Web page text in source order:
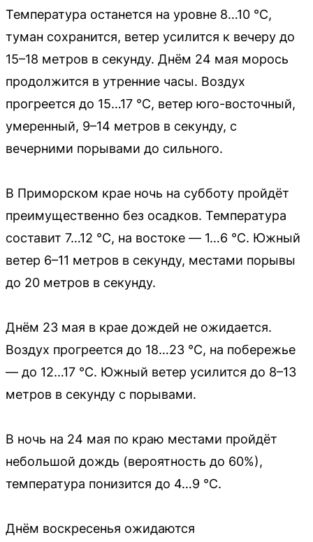
Температура останется на уровне 8…10 °C,
туман сохранится, ветер усилится к вечеру до
15–18 метров в секунду. Днём 24 мая морось
продолжится в утренние часы. Воздух
прогреется до 15…17 °C, ветер юго-восточный,
умеренный, 9–14 метров в секунду, с
вечерними порывами до сильного.
В Приморском крае ночь на субботу пройдёт
преимущественно без осадков. Температура
составит 7…12 °C, на востоке — 1…6 °C. Южный
ветер 6–11 метров в секунду, местами порывы
до 20 метров в секунду.
Днём 23 мая в крае дождей не ожидается.
Воздух прогреется до 18…23 °C, на побережье
— до 12…17 °C. Южный ветер усилится до 8–13
метров в секунду с порывами.
В ночь на 24 мая по краю местами пройдёт
небольшой дождь (вероятность до 60%),
температура понизится до 4…9 °C.
Днём воскресенья ожидаются